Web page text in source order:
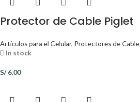
Protector de Cable Piglet
Artículos para el Celular, Protectores de Cable
In stock
S/6.00